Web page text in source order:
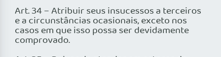
Art. 34 – Atribuir seus insucessos a terceiros
e a circunstâncias ocasionais, exceto nos
casos em que isso possa ser devidamente
comprovado.